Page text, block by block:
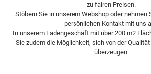
zu fairen Preisen.
Stöbern Sie in unserem Webshop oder nehmen
persönlichen Kontakt mit uns
In unserem Ladengeschäft mit über 200 m2
Sie zudem die Möglichkeit, sich von der
überzeugen.